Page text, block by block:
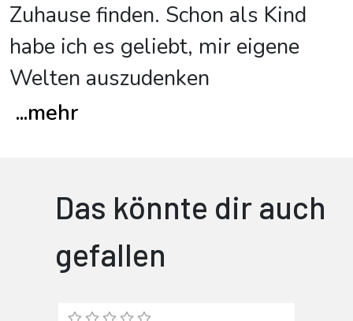
Zuhause finden. Schon als Kind
habe ich es geliebt, mir eigene
Welten auszudenken
...mehr
Das könnte dir auch
gefallen